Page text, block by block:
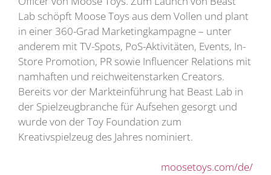
Lab schöpft Moose Toys aus dem Vollen und plant
in einer 360-Grad Marketingkampagne – unter
anderem mit TV-Spots, PoS-Aktivitäten, Events, In-
Store Promotion, PR sowie Influencer Relations mit
namhaften und reichweitenstarken Creators.
Bereits vor der Markteinführung hat Beast Lab in
der Spielzeugbranche für Aufsehen gesorgt und
wurde von der Toy Foundation zum
Kreativspielzeug des Jahres nominiert.
moosetoys.com/de/